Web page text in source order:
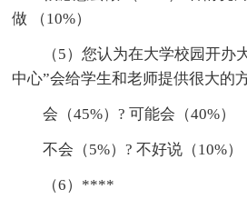
做 （10%）
（5）您认为在大学校园开办
中心”会给学生和老师提供很大的
会（45%）? 可能会（40%）
不会（5%）? 不好说（10%）
（6）****